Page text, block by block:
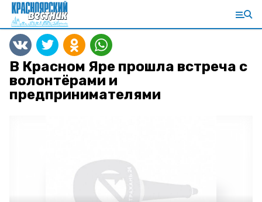
В Красном Яре прошла встреча с
волонтёрами и
предпринимателями